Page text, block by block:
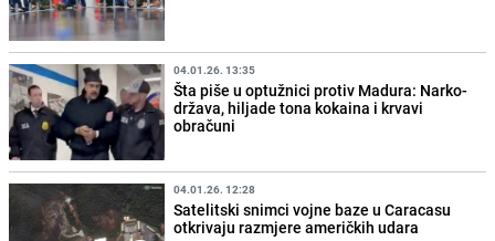
04.01.26. 13:35
Šta piše u optužnici protiv Madura: Narko-
država, hiljade tona kokaina i krvavi
obračuni
04.01.26. 12:28
Satelitski snimci vojne baze u Caracasu
otkrivaju razmjere američkih udara